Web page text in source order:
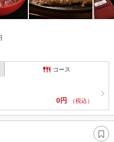
コース
0円 （税込）